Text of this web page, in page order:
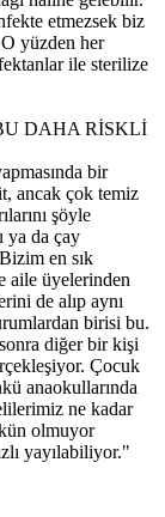
etmezsek biz
O yüzden her
ile sterilize
DAHA RİSKLİ
bir
ancak çok temiz
şöyle
ya da çay
en sık
aile üyelerinden
de alıp aynı
birisi bu.
diğer bir kişi
Çocuk
anaokullarında
ne kadar
olmuyor
yayılabiliyor."